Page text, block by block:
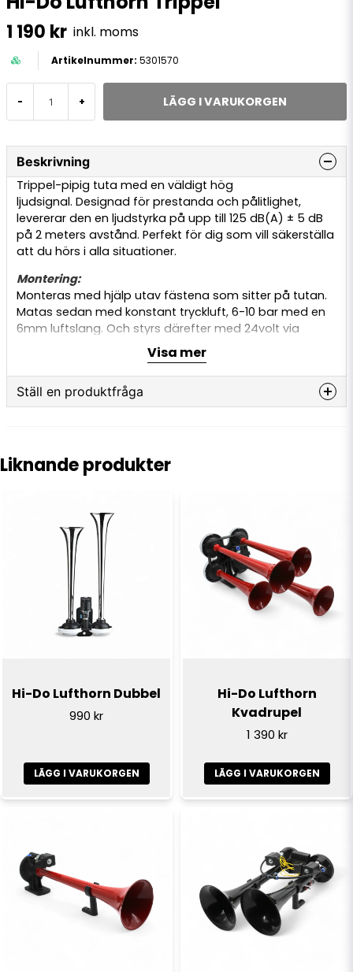
1 190 kr inkl. moms
5301570
- + LÄGG I VARUKORGEN
Beskrivning
Trippel-pipig tuta med en väldigt hög
ljudsignal. Designad för prestanda och pålitlighet,
levererar den en ljudstyrka på upp till 125 dB(A) ± 5 dB
på 2 meters avstånd. Perfekt för dig som vill säkerställa
att du hörs i alla situationer.
Montering:
Monteras med hjälp utav fästena som sitter på tutan.
Matas sedan med konstant tryckluft, 6-10 bar med en
6mm luftslang. Och styrs därefter med 24volt via
kontakterna på tutan, flatstift 6.3mm.
Volt:24v
Ström vid 24v:2A
Lufttryck:6-10 bar
Visa mer
Ställ en produktfråga
E-postadress
Skicka fråga
Liknande produkter
Hi-Do Lufthorn Dubbel
990 kr
LÄGG I VARUKORGEN
Hi-Do Lufthorn
Kvadrupel
1 390 kr
LÄGG I VARUKORGEN